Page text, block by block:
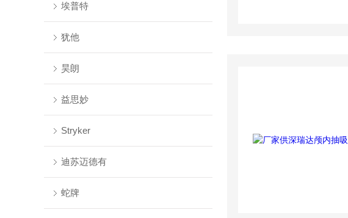
埃普特
犹他
昊朗
益思妙
Stryker
迪苏迈德有
蛇牌